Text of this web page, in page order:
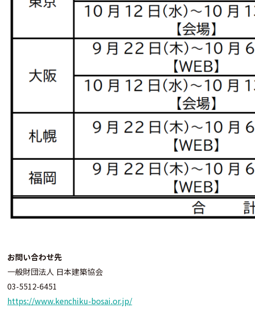
お問い合わせ先
一般財団法人 日本建築協会
03-5512-6451
https://www.kenchiku-bosai.or.jp/